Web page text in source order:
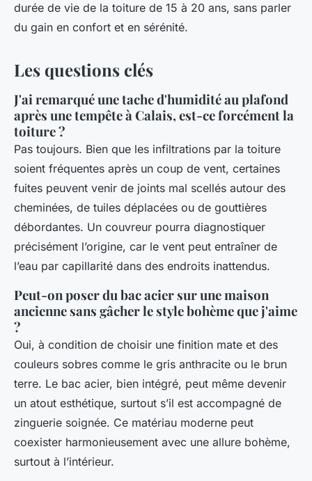
durée de vie de la toiture de 15 à 20 ans, sans parler
du gain en confort et en sérénité.
Les questions clés
J'ai remarqué une tache d'humidité au plafond
après une tempête à Calais, est-ce forcément la
toiture ?
Pas toujours. Bien que les infiltrations par la toiture
soient fréquentes après un coup de vent, certaines
fuites peuvent venir de joints mal scellés autour des
cheminées, de tuiles déplacées ou de gouttières
débordantes. Un couvreur pourra diagnostiquer
précisément l’origine, car le vent peut entraîner de
l’eau par capillarité dans des endroits inattendus.
Peut-on poser du bac acier sur une maison
ancienne sans gâcher le style bohème que j'aime
?
Oui, à condition de choisir une finition mate et des
couleurs sobres comme le gris anthracite ou le brun
terre. Le bac acier, bien intégré, peut même devenir
un atout esthétique, surtout s’il est accompagné de
zinguerie soignée. Ce matériau moderne peut
coexister harmonieusement avec une allure bohème,
surtout à l’intérieur.